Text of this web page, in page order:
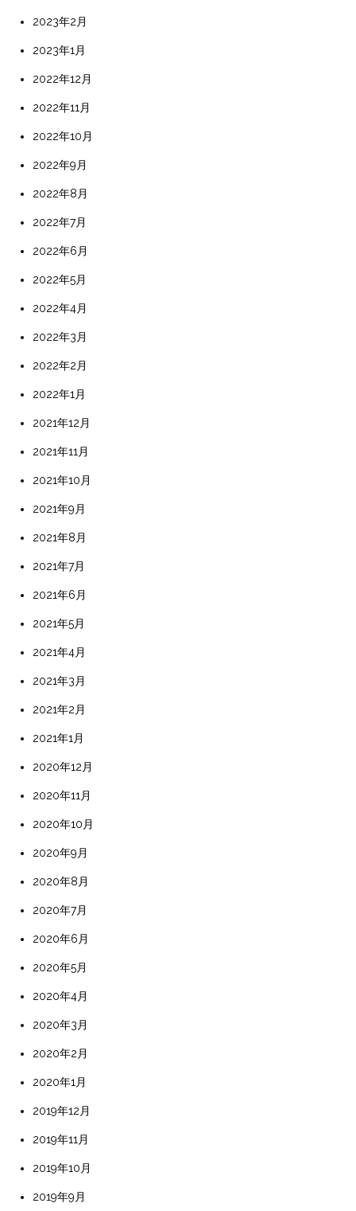
2023年2月
2023年1月
2022年12月
2022年11月
2022年10月
2022年9月
2022年8月
2022年7月
2022年6月
2022年5月
2022年4月
2022年3月
2022年2月
2022年1月
2021年12月
2021年11月
2021年10月
2021年9月
2021年8月
2021年7月
2021年6月
2021年5月
2021年4月
2021年3月
2021年2月
2021年1月
2020年12月
2020年11月
2020年10月
2020年9月
2020年8月
2020年7月
2020年6月
2020年5月
2020年4月
2020年3月
2020年2月
2020年1月
2019年12月
2019年11月
2019年10月
2019年9月